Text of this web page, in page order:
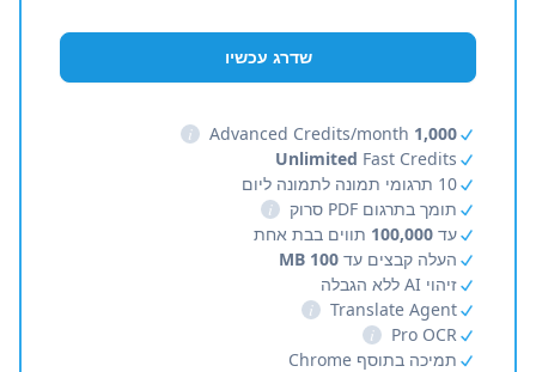
שדרג עכשיו
1,000
i
Unlimited Fast Credits
10 תרגומי תמונה לתמונה ליום
תומך בתרגום PDF סרוק
i
עד 100,000 תווים בבת אחת
העלה קבצים עד 100 MB
זיהוי AI ללא הגבלה
Translate Agent
i
Pro OCR
i
תמיכה בתוסף Chrome